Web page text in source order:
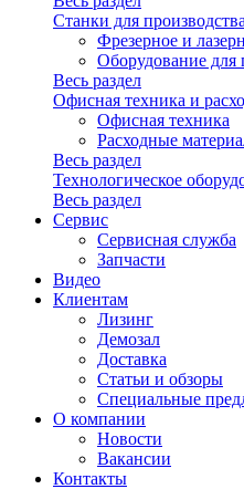
Станки для
Фрезерное и
Оборудование для
Весь раздел
Офисная техника и
Офисная техника
Расходные
Весь раздел
Технологическое
Весь раздел
Сервис
Сервисная служба
Запчасти
Видео
Клиентам
Лизинг
Демозал
Доставка
Статьи и обзоры
Специальные
О компании
Новости
Вакансии
Контакты